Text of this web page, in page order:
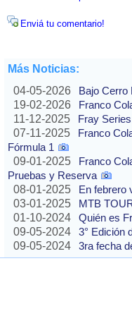
Enviá tu comentario!
Más Noticias:
04-05-2026
Bajo Cerro
19-02-2026
Franco
11-12-2025
Fray
07-11-2025
Franco
Fórmula 1
09-01-2025
Franco
Pruebas y Reserva
08-01-2025
En febrero
03-01-2025
MTB
01-10-2024
Quién es
09-05-2024
3° Edición
09-05-2024
3ra fecha